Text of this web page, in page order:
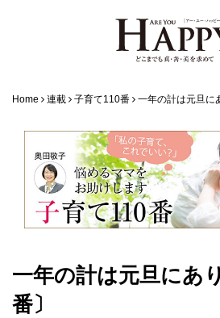
Home 連載 子育て110番 一年の計は元旦に
一年の計は元旦にあ
番〕